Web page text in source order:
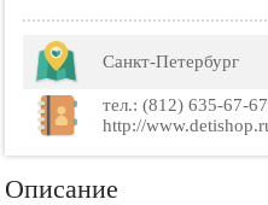
Санкт-Петербург
тел.: (812) 635-67-
http://
Описание